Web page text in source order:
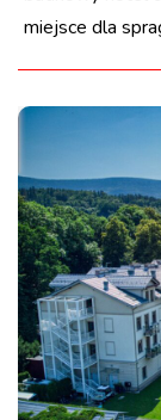
miejsce dla